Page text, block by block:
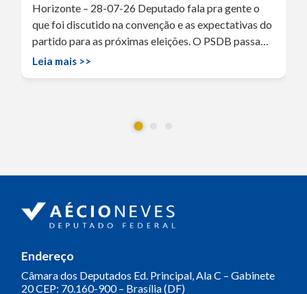
Horizonte – 28-07-26 Deputado fala pra gente o
que foi discutido na convenção e as expectativas do
partido para as próximas eleições. O PSDB passa…
Leia mais >>
Endereço
Câmara dos Deputados Ed. Principal, Ala C – Gabinete
20CEP: 70.160-900 – Brasília (DF)